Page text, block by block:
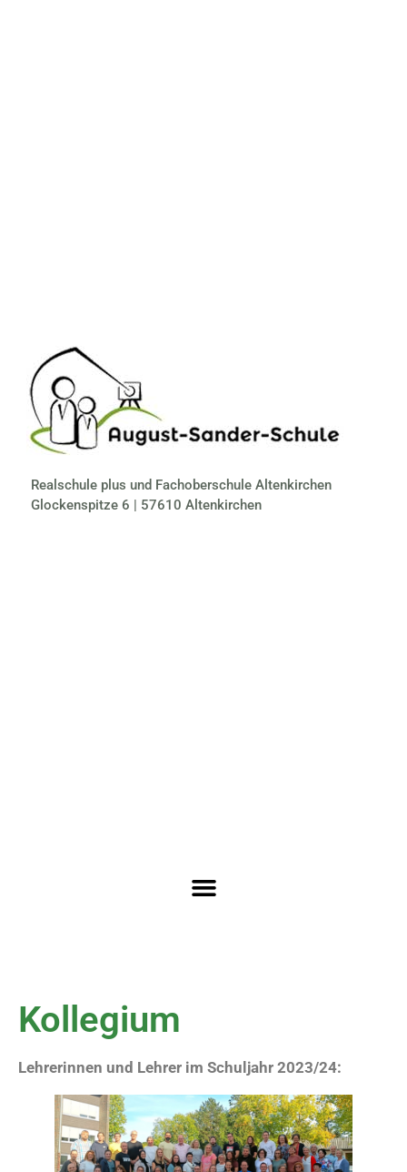
Realschule plus und Fachoberschule Altenkirchen
Glockenspitze 6 | 57610 Altenkirchen
Kollegium
Lehrerinnen und Lehrer im Schuljahr 2023/24: